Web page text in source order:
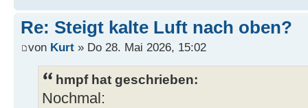
Re: Steigt kalte Luft nach oben?
von Kurt » Do 28. Mai 2026, 15:02
hmpf hat geschrieben:
Nochmal: